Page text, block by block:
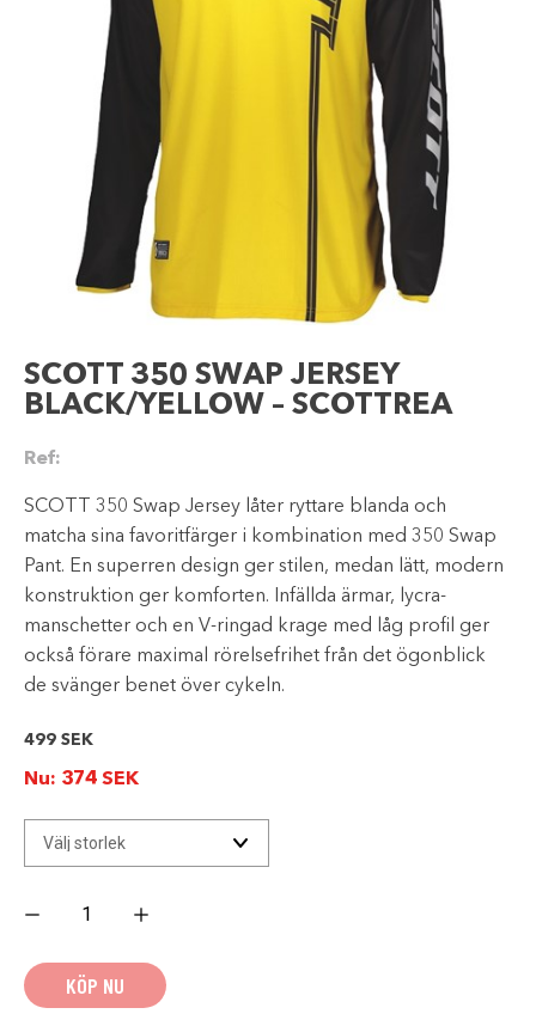
SCOTT 350 SWAP JERSEY
BLACK/YELLOW – SCOTTREA
Ref:
SCOTT 350 Swap Jersey låter ryttare blanda och
matcha sina favoritfärger i kombination med 350 Swap
Pant. En superren design ger stilen, medan lätt, modern
konstruktion ger komforten. Infällda ärmar, lycra-
manschetter och en V-ringad krage med låg profil ger
också förare maximal rörelsefrihet från det ögonblick
de svänger benet över cykeln.
499 SEK
Nu: 374 SEK
350
BLACK/YELLOW
SCOTTREAKÖP NU